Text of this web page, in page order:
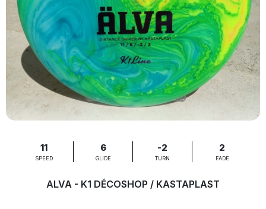
11
SPEED
6
GLIDE
-2
TURN
2
FADE
ALVA - K1 DÉCOSHOP / KASTAPLAST